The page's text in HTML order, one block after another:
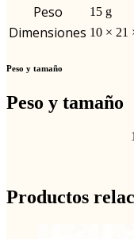
Peso 15 g
Dimensiones 10 × 21
Peso y tamaño
Peso y tamaño
Productos